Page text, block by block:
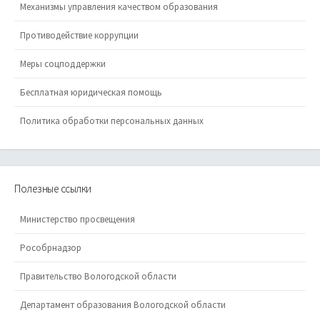
Механизмы управления качеством образования
Противодействие коррупции
Меры соцподдержки
Бесплатная юридическая помощь
Политика обработки персональных данных
Полезные ссылки
Министерство просвещения
Рособрнадзор
Правительство Вологодской области
Департамент образования Вологодской области